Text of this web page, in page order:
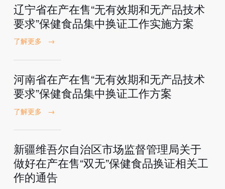
辽宁省在产在售“无有效期和无产品技术
要求”保健食品集中换证工作实施方案
了解更多 →
河南省在产在售“无有效期和无产品技术
要求”保健食品集中换证工作方案
了解更多 →
新疆维吾尔自治区市场监督管理局关于
做好在产在售“双无”保健食品换证相关工
作的通告